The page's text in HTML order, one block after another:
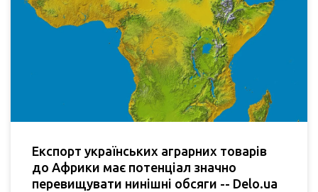
Експорт українських аграрних товарів
до Африки має потенціал значно
перевищувати нинішні обсяги -- Delo.ua